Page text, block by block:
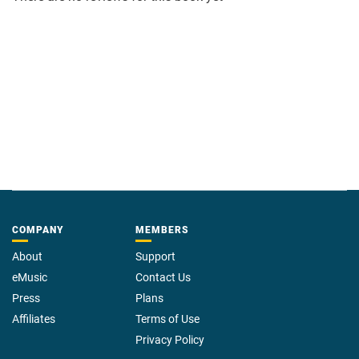
COMPANY
About
eMusic
Press
Affiliates
MEMBERS
Support
Contact Us
Plans
Terms of Use
Privacy Policy